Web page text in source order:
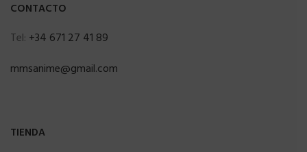
CONTACTO
Tel: +34 671 27 41 89
mmsanime@gmail.com
TIENDA